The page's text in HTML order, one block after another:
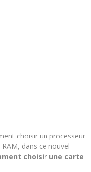
choisir un processeur
dans ce nouvel
choisir une carte